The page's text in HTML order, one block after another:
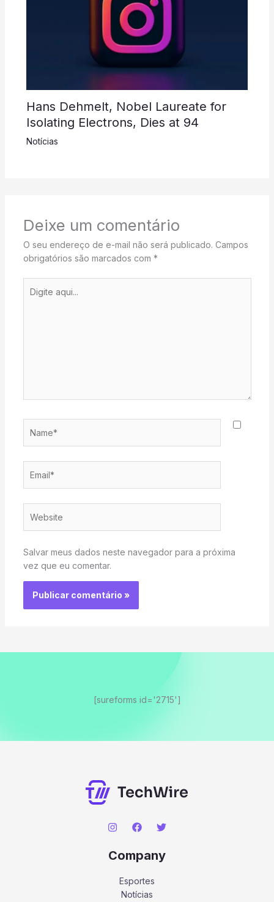
Hans Dehmelt, Nobel Laureate for
Isolating Electrons, Dies at 94
Notícias
Deixe um comentário
O seu endereço de e-mail não será publicado. Campos
obrigatórios são marcados com *
aqui...
Salvar meus dados neste navegador para a próxima
vez que eu comentar.
[sureforms id='2715']
Company
Esportes
Notícias